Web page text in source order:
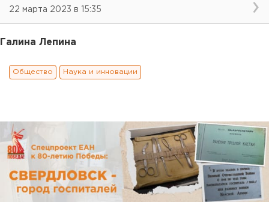
22 марта 2023 в 15:35
Галина Лепина
Общество Наука и инновации